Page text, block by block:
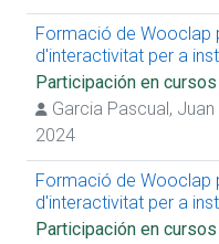
Formació de Wooclap
d'interactivitat per a
Participación en
Garcia Pascual, Juan
2024
Formació de Wooclap
d'interactivitat per a
Participación en